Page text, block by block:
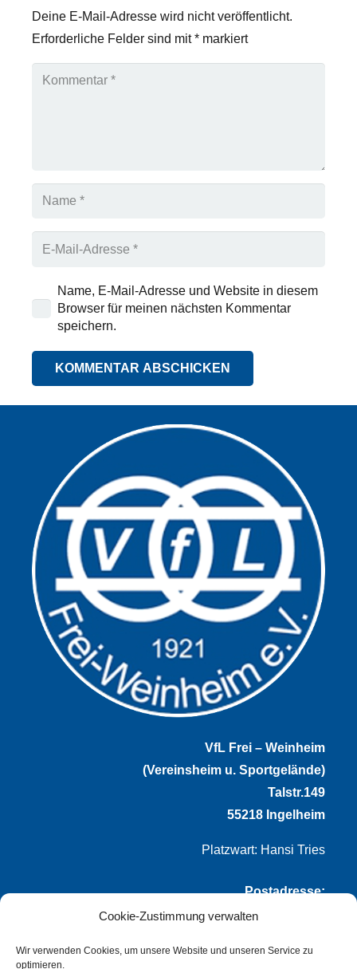
Cookie-Zustimmung verwalten
Wir verwenden Cookies, um unsere Website und unseren Service zu
optimieren.
Deine E-Mail-Adresse wird nicht veröffentlicht.
Erforderliche Felder sind mit* markiert
Name, E-Mail-Adresse und Website in diesem
Browser für meinen nächsten Kommentar
speichern.
KOMMENTAR ABSCHICKEN
VfL Frei – Weinheim
(Vereinsheim u. Sportgelände)
Talstr.149
55218 Ingelheim
Platzwart: Hansi Tries
Postadresse:
VfL Frei-Weinheim 1921 e.V.
Thomas Winternheimer